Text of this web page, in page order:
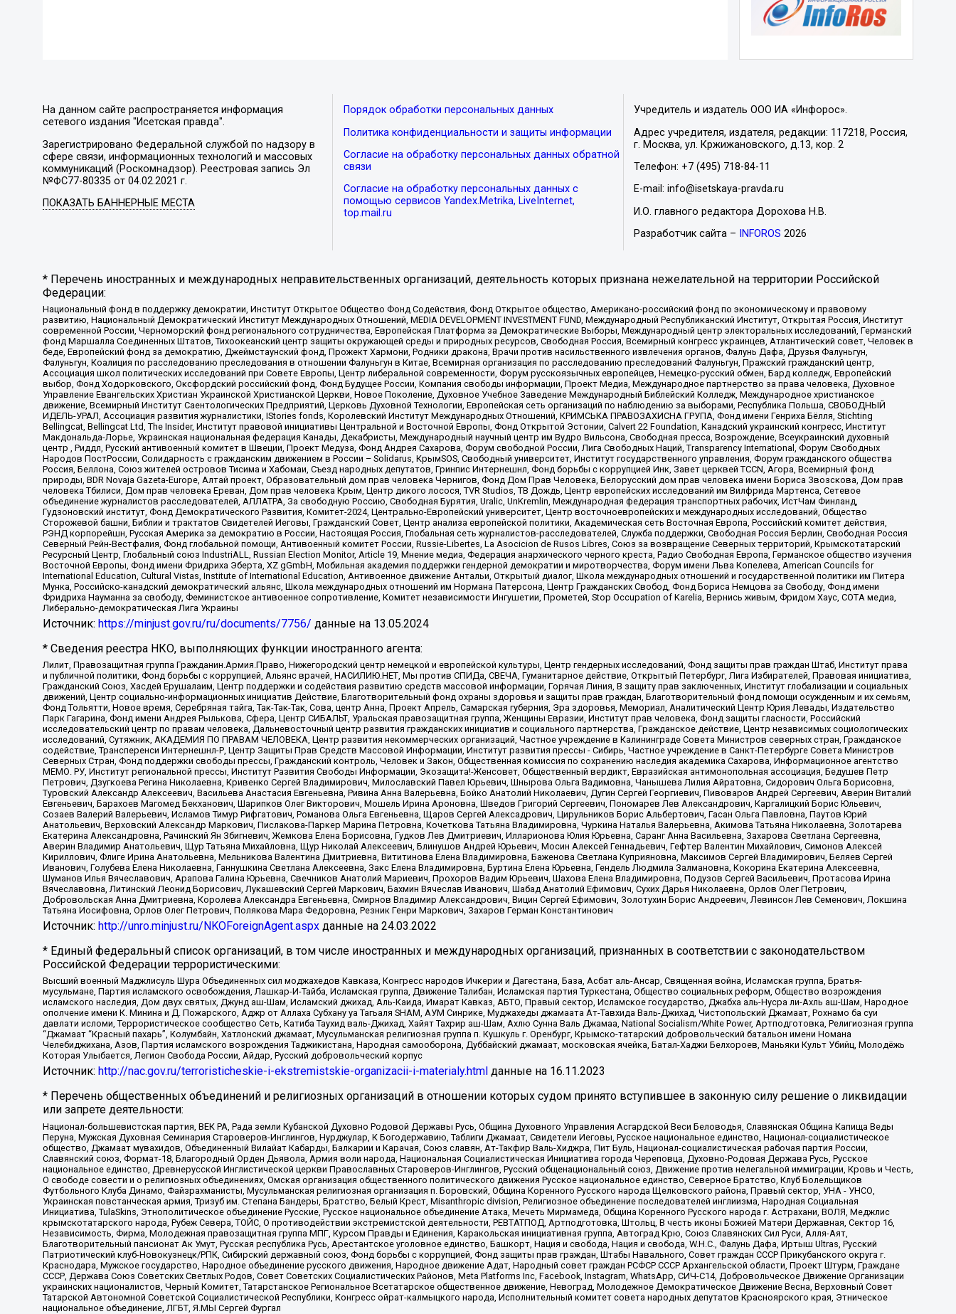
На данном сайте распространяется информация
сетевого издания "Исетская правда".
Зарегистрировано Федеральной службой по надзору в
сфере связи, информационных технологий и массовых
коммуникаций (Роскомнадзор). Реестровая запись Эл
№ФС77-80335 от 04.02.2021 г.
ПОКАЗАТЬ БАННЕРНЫЕ МЕСТА
Порядок обработки персональных данных
Политика конфиденциальности и защиты информации
Согласие на обработку персональных данных обратной
связи
Согласие на обработку персональных данных с
помощью сервисов Yandex.Metrika, LiveInternet,
top.mail.ru
Учредитель и издатель ООО ИА «Инфорос».
Адрес учредителя, издателя, редакции: 117218, Россия,
г. Москва, ул. Кржижановского, д.13, кор. 2
Телефон: +7 (495) 718-84-11
E-mail: info@isetskaya-pravda.ru
И.О. главного редактора Дорохова Н.В.
Разработчик сайта –
INFOROS 2026
* Перечень иностранных и международных неправительственных организаций, деятельность которых признана нежелательной на территории Российской
Федерации:
Национальный фонд в поддержку демократии, Институт Открытое Общество Фонд Содействия, Фонд Открытое общество, Американо-российский фонд по экономическому и правовому
развитию, Национальный Демократический Институт Международных Отношений, MEDIA DEVELOPMENT INVESTMENT FUND, Международный Республиканский Институт, Открытая Россия, Институт
современной России, Черноморский фонд регионального сотрудничества, Европейская Платформа за Демократические Выборы, Международный центр электоральных исследований, Германский
фонд Маршалла Соединенных Штатов, Тихоокеанский центр защиты окружающей среды и природных ресурсов, Свободная Россия, Всемирный конгресс украинцев, Атлантический совет, Человек в
беде, Европейский фонд за демократию, Джеймстаунский фонд, Прожект Хармони, Родники дракона, Врачи против насильственного извлечения органов, Фалунь Дафа, Друзья Фалуньгун,
Фалуньгун, Коалиция по расследованию преследования в отношении Фалуньгун в Китае, Всемирная организация по расследованию преследований Фалуньгун, Пражский гражданский центр,
Ассоциация школ политических исследований при Совете Европы, Центр либеральной современности, Форум русскоязычных европейцев, Немецко-русский обмен, Бард колледж, Европейский
выбор, Фонд Ходорковского, Оксфордский российский фонд, Фонд Будущее России, Компания свободы информации, Проект Медиа, Международное партнерство за права человека, Духовное
Управление Евангельских Христиан Украинской Христианской Церкви, Новое Поколение, Духовное Учебное Заведение Международный Библейский Колледж, Международное христианское
движение, Всемирный Институт Саентологических Предприятий, Церковь Духовной Технологии, Европейская сеть организаций по наблюдению за выборами, Республика Польша, СВОБОДНЫЙ
ИДЕЛЬ-УРАЛ, Ассоциация развития журналистики, IStories fonds, Королевский Институт Международных Отношений, КРИМСЬКА ПРАВОЗАХИСНА ГРУПА, Фонд имени Генриха Бёлля, Stichting
Bellingcat, Bellingcat Ltd, The Insider, Институт правовой инициативы Центральной и Восточной Европы, Фонд Открытой Эстонии, Calvert 22 Foundation, Канадский украинский конгресс, Институт
Макдональда-Лорье, Украинская национальная федерация Канады, Декабристы, Международный научный центр им Вудро Вильсона, Свободная пресса, Возрождение, Всеукраинский духовный
центр , Риддл, Русский антивоенный комитет в Швеции, Проект Медуза, Фонд Андрея Сахарова, Форум свободной России, Лига Свободных Наций, Transparеncy International, Форум Свободных
Народов ПостРоссии, Солидарность с гражданским движением в России – Solidarus, КрымSOS, Свободный университет, Институт государственного управления, Форум гражданского общества
Россия, Беллона, Союз жителей островов Тисима и Хабомаи, Съезд народных депутатов, Гринпис Интернешнл, Фонд борьбы с коррупцией Инк, Завет церквей TCCN, Агора, Всемирный фонд
природы, BDR Novaja Gazeta-Europe, Алтай проект, Образовательный дом прав человека Чернигов, Фонд Дом Прав Человека, Белорусский дом прав человека имени Бориса Звозскова, Дом прав
человека Тбилиси, Дом прав человека Ереван, Дом прав человека Крым, Центр дикого лосося, TVR Studios, ТВ Дождь, Центр европейских исследований им Вилфрида Мартенса, Сетевое
объединение журналистов расследователей, АЛЛАТРА, За свободную Россию, Свободная Бурятия, Uralic, UnKremlin, Международная федерация транспортных рабочих, ИстЧам Финланд,
Гудзоновский институт, Фонд Демократического Развития, Комитет-2024, Центрально-Европейский университет, Центр восточноевропейских и международных исследований, Общество
Сторожевой башни, Библии и трактатов Свидетелей Иеговы, Гражданский Совет, Центр анализа европейской политики, Академическая сеть Восточная Европа, Российский комитет действия,
РЭНД корпорейшн, Русская Америка за демократию в России, Настоящая Россия, Глобальная сеть журналистов-расследователей, Служба поддержки, Свободная Россия Берлин, Свободная Россия
Северный Рейн-Вестфалия, Фонд глобальной помощи, Антивоенный комитет России, Russie-Libertes, La Asocicion de Rusos Libres, Союз за возвращение Северных территорий, Крымскотатарский
Ресурсный Центр, Глобальный союз IndustriALL, Russian Election Monitor, Article 19, Мнение медиа, Федерация анархического черного креста, Радио Свободная Европа, Германское общество изучения
Восточной Европы, Фонд имени Фридриха Эберта, XZ gGmbH, Мобильная академия поддержки гендерной демократии и миротворчества, Форум имени Льва Копелева, American Councils for
International Education, Cultural Vistas, Institute of International Education, Антивоенное движение Антальи, Открытый диалог, Школа международных отношений и государственной политики им Питера
Мунка, Российско-канадский демократический альянс, Школа международных отношений им Нормана Патерсона, Центр Гражданских Свобод, Фонд Бориса Немцова за Свободу, Фонд имени
Фридриха Науманна за свободу, Феминистское антивоенное сопротивление, Комитет независимости Ингушетии, Прометей, Stop Occupation of Karelia, Вернись живым, Фридом Хаус, СОТА медиа,
Либерально-демократическая Лига Украины
Источник: https://minjust.gov.ru/ru/documents/7756/ данные на 13.05.2024
* Сведения реестра НКО, выполняющих функции иностранного агента:
Лилит, Правозащитная группа Гражданин.Армия.Право, Нижегородский центр немецкой и европейской культуры, Центр гендерных исследований, Фонд защиты прав граждан Штаб, Институт права
и публичной политики, Фонд борьбы с коррупцией, Альянс врачей, НАСИЛИЮ.НЕТ, Мы против СПИДа, СВЕЧА, Гуманитарное действие, Открытый Петербург, Лига Избирателей, Правовая инициатива,
Гражданский Союз, Хасдей Ерушалаим, Центр поддержки и содействия развитию средств массовой информации, Горячая Линия, В защиту прав заключенных, Институт глобализации и социальных
движений, Центр социально-информационных инициатив Действие, Благотворительный фонд охраны здоровья и защиты прав граждан, Благотворительный фонд помощи осужденным и их семьям,
Фонд Тольятти, Новое время, Серебряная тайга, Так-Так-Так, Сова, центр Анна, Проект Апрель, Самарская губерния, Эра здоровья, Мемориал, Аналитический Центр Юрия Левады, Издательство
Парк Гагарина, Фонд имени Андрея Рылькова, Сфера, Центр СИБАЛЬТ, Уральская правозащитная группа, Женщины Евразии, Институт прав человека, Фонд защиты гласности, Российский
исследовательский центр по правам человека, Дальневосточный центр развития гражданских инициатив и социального партнерства, Гражданское действие, Центр независимых социологических
исследований, Сутяжник, АКАДЕМИЯ ПО ПРАВАМ ЧЕЛОВЕКА, Центр развития некоммерческих организаций, Частное учреждение в Калининграде Совета Министров северных стран, Гражданское
содействие, Трансперенси Интернешнл-Р, Центр Защиты Прав Средств Массовой Информации, Институт развития прессы - Сибирь, Частное учреждение в Санкт-Петербурге Совета Министров
Северных Стран, Фонд поддержки свободы прессы, Гражданский контроль, Человек и Закон, Общественная комиссия по сохранению наследия академика Сахарова, Информационное агентство
МЕМО. РУ, Институт региональной прессы, Институт Развития Свободы Информации, Экозащита!-Женсовет, Общественный вердикт, Евразийская антимонопольная ассоциация, Бедушев Петр
Петрович, Дзугкоева Регина Николаевна, Кривенко Сергей Владимирович, Милославский Павел Юрьевич, Шнырова Ольга Вадимовна, Чанышева Лилия Айратовна, Сидорович Ольга Борисовна,
Туровский Александр Алексеевич, Васильева Анастасия Евгеньевна, Ривина Анна Валерьевна, Бойко Анатолий Николаевич, Дугин Сергей Георгиевич, Пивоваров Андрей Сергеевич, Аверин Виталий
Евгеньевич, Барахоев Магомед Бекханович, Шарипков Олег Викторович, Мошель Ирина Ароновна, Шведов Григорий Сергеевич, Пономарев Лев Александрович, Каргалицкий Борис Юльевич,
Созаев Валерий Валерьевич, Исламов Тимур Рифгатович, Романова Ольга Евгеньевна, Щаров Сергей Алексадрович, Цирульников Борис Альбертович, Гасан Ольга Павловна, Паутов Юрий
Анатольевич, Верховский Александр Маркович, Пислакова-Паркер Марина Петровна, Кочеткова Татьяна Владимировна, Чуркина Наталья Валерьевна, Акимова Татьяна Николаевна, Золотарева
Екатерина Александровна, Рачинский Ян Збигневич, Жемкова Елена Борисовна, Гудков Лев Дмитриевич, Илларионова Юлия Юрьевна, Саранг Анна Васильевна, Захарова Светлана Сергеевна,
Аверин Владимир Анатольевич, Щур Татьяна Михайловна, Щур Николай Алексеевич, Блинушов Андрей Юрьевич, Мосин Алексей Геннадьевич, Гефтер Валентин Михайлович, Симонов Алексей
Кириллович, Флиге Ирина Анатольевна, Мельникова Валентина Дмитриевна, Вититинова Елена Владимировна, Баженова Светлана Куприяновна, Максимов Сергей Владимирович, Беляев Сергей
Иванович, Голубева Елена Николаевна, Ганнушкина Светлана Алексеевна, Закс Елена Владимировна, Буртина Елена Юрьевна, Гендель Людмила Залмановна, Кокорина Екатерина Алексеевна,
Шуманов Илья Вячеславович, Арапова Галина Юрьевна, Свечников Анатолий Мариевич, Прохоров Вадим Юрьевич, Шахова Елена Владимировна, Подузов Сергей Васильевич, Протасова Ирина
Вячеславовна, Литинский Леонид Борисович, Лукашевский Сергей Маркович, Бахмин Вячеслав Иванович, Шабад Анатолий Ефимович, Сухих Дарья Николаевна, Орлов Олег Петрович,
Добровольская Анна Дмитриевна, Королева Александра Евгеньевна, Смирнов Владимир Александрович, Вицин Сергей Ефимович, Золотухин Борис Андреевич, Левинсон Лев Семенович, Локшина
Татьяна Иосифовна, Орлов Олег Петрович, Полякова Мара Федоровна, Резник Генри Маркович, Захаров Герман Константинович
Источник: http://unro.minjust.ru/NKOForeignAgent.aspx данные на 24.03.2022
* Единый федеральный список организаций, в том числе иностранных и международных организаций, признанных в соответствии с законодательством
Российской Федерации террористическими:
Высший военный Маджлисуль Шура Объединенных сил моджахедов Кавказа, Конгресс народов Ичкерии и Дагестана, База, Асбат аль-Ансар, Священная война, Исламская группа, Братья-
мусульмане, Партия исламского освобождения, Лашкар-И-Тайба, Исламская группа, Движение Талибан, Исламская партия Туркестана, Общество социальных реформ, Общество возрождения
исламского наследия, Дом двух святых, Джунд аш-Шам, Исламский джихад, Аль-Каида, Имарат Кавказ, АБТО, Правый сектор, Исламское государство, Джабха аль-Нусра ли-Ахль аш-Шам, Народное
ополчение имени К. Минина и Д. Пожарского, Аджр от Аллаха Субхану уа Тагьаля SHAM, АУМ Синрике, Муджахеды джамаата Ат-Тавхида Валь-Джихад, Чистопольский Джамаат, Рохнамо ба суи
давлати исломи, Террористическое сообщество Сеть, Катиба Таухид валь-Джихад, Хайят Тахрир аш-Шам, Ахлю Сунна Валь Джамаа, National Socialism/White Power, Артподготовка, Религиозная группа
“Джамаат “Красный пахарь”, Колумбайн, Хатлонский джамаат, Мусульманская религиозная группа п. Кушкуль г. Оренбург, Крымско-татарский добровольческий батальон имени Номана
Челебиджихана, Азов, Партия исламского возрождения Таджикистана, Народная самооборона, Дуббайский джамаат, московская ячейка, Батал-Хаджи Белхороев, Маньяки Культ Убийц, Молодёжь
Которая Улыбается, Легион Свобода России, Айдар, Русский добровольческий корпус
Источник: http://nac.gov.ru/terroristicheskie-i-ekstremistskie-organizacii-i-materialy.html данные на 16.11.2023
* Перечень общественных объединений и религиозных организаций в отношении которых судом принято вступившее в законную силу решение о ликвидации
или запрете деятельности:
Национал-большевистская партия, ВЕК РА, Рада земли Кубанской Духовно Родовой Державы Русь, Община Духовного Управления Асгардской Веси Беловодья, Славянская Община Капища Веды
Перуна, Мужская Духовная Семинария Староверов-Инглингов, Нурджулар, К Богодержавию, Таблиги Джамаат, Свидетели Иеговы, Русское национальное единство, Национал-социалистическое
общество, Джамаат мувахидов, Объединенный Вилайат Кабарды, Балкарии и Карачая, Союз славян, Ат-Такфир Валь-Хиджра, Пит Буль, Национал-социалистическая рабочая партия России,
Славянский союз, Формат-18, Благородный Орден Дьявола, Армия воли народа, Национальная Социалистическая Инициатива города Череповца, Духовно-Родовая Держава Русь, Русское
национальное единство, Древнерусской Инглистической церкви Православных Староверов-Инглингов, Русский общенациональный союз, Движение против нелегальной иммиграции, Кровь и Честь,
О свободе совести и о религиозных объединениях, Омская организация общественного политического движения Русское национальное единство, Северное Братство, Клуб Болельщиков
Футбольного Клуба Динамо, Файзрахманисты, Мусульманская религиозная организация п. Боровский, Община Коренного Русского народа Щелковского района, Правый сектор, УНА - УНСО,
Украинская повстанческая армия, Тризуб им. Степана Бандеры, Братство, Белый Крест, Misanthropic division, Религиозное объединение последователей инглиизма, Народная Социальная
Инициатива, TulaSkins, Этнополитическое объединение Русские, Русское национальное объединение Атака, Мечеть Мирмамеда, Община Коренного Русского народа г. Астрахани, ВОЛЯ, Меджлис
крымскотатарского народа, Рубеж Севера, ТОЙС, О противодействии экстремистской деятельности, РЕВТАТПОД, Артподготовка, Штольц, В честь иконы Божией Матери Державная, Сектор 16,
Независимость, Фирма, Молодежная правозащитная группа МПГ, Курсом Правды и Единения, Каракольская инициативная группа, Автоград Крю, Союз Славянских Сил Руси, Алля-Аят,
Благотворительный пансионат Ак Умут, Русская республика Русь, Арестантское уголовное единство, Башкорт, Нация и свобода, Нация и свобода, W.H.С., Фалунь Дафа, Иртыш Ultras, Русский
Патриотический клуб-Новокузнецк/РПК, Сибирский державный союз, Фонд борьбы с коррупцией, Фонд защиты прав граждан, Штабы Навального, Совет граждан СССР Прикубанского округа г.
Краснодара, Мужское государство, Народное объединение русского движения, Народное движение Адат, Народный совет граждан РСФСР СССР Архангельской области, Проект Штурм, Граждане
СССР, Держава Союз Советских Светлых Родов, Совет Советских Социалистических Районов, Meta Platforms Inc, Facebook, Instagram, WhatsApp, СИЧ-С14, Добровольческое Движение Организации
украинских националистов, Черный Комитет, Татарстанское Региональное Всетатарское общественное движение, Невоград, Молодежное Демократическое Движение Весна, Верховный Совет
Татарской Автономной Советской Социалистической Республики, Конгресс ойрат-калмыцкого народа, Исполнительный комитет совета народных депутатов Красноярского края, Этническое
национальное объединение, ЛГБТ, Я.МЫ Сергей Фургал